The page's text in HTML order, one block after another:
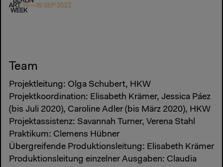
Team
Projektleitung: Olga Schubert, HKW
Projektkoordination: Elisabeth Krämer, Jessica Páez
(bis Juli 2020), Caroline Adler (bis März 2020), HKW
Projektassistenz: Savannah Turner, Verena Stahl
Praktikum: Clemens Hübner
Übergreifende Produktionsleitung: Elisabeth Krämer
Produktionsleitung einzelner Ausgaben: Claudia